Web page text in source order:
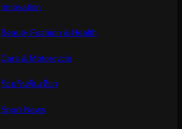
Innovation
Beauty Fashion & Health
Cars & Motorcycle
ร้อยกินพันเที่ยว
Sport News